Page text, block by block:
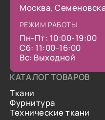
Москва,
РЕЖИМ РАБОТЫ
Пн-Пт: 10:00-19:00
Сб: 11:00-16:00
Вс: Выходной
КАТАЛОГ ТОВАРОВ
Ткани
Фурнитура
Технические ткани